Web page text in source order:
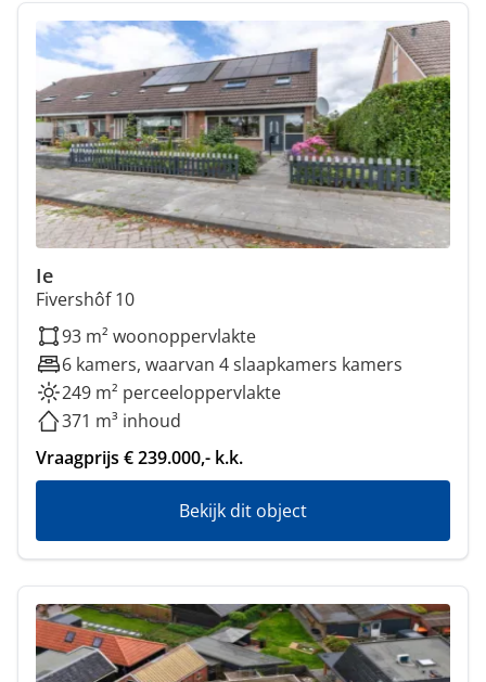
Ie
Fivershôf 10
93 m² woonoppervlakte
6 kamers, waarvan 4 slaapkamers kamers
249 m² perceeloppervlakte
371 m³ inhoud
Vraagprijs € 239.000,- k.k.
Bekijk dit object